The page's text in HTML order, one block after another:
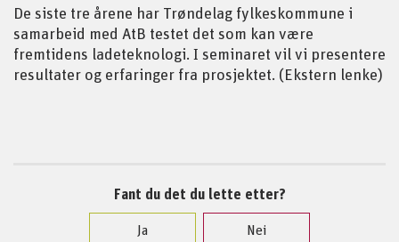
De siste tre årene har Trøndelag fylkeskommune i
samarbeid med AtB testet det som kan være
fremtidens ladeteknologi. I seminaret vil vi presentere
resultater og erfaringer fra prosjektet. (Ekstern lenke)
Fant du det du lette etter?
Ja
Nei